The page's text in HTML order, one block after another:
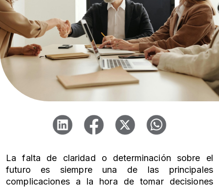
La falta de claridad o determinación sobre el
futuro es siempre una de las principales
complicaciones a la hora de tomar decisiones